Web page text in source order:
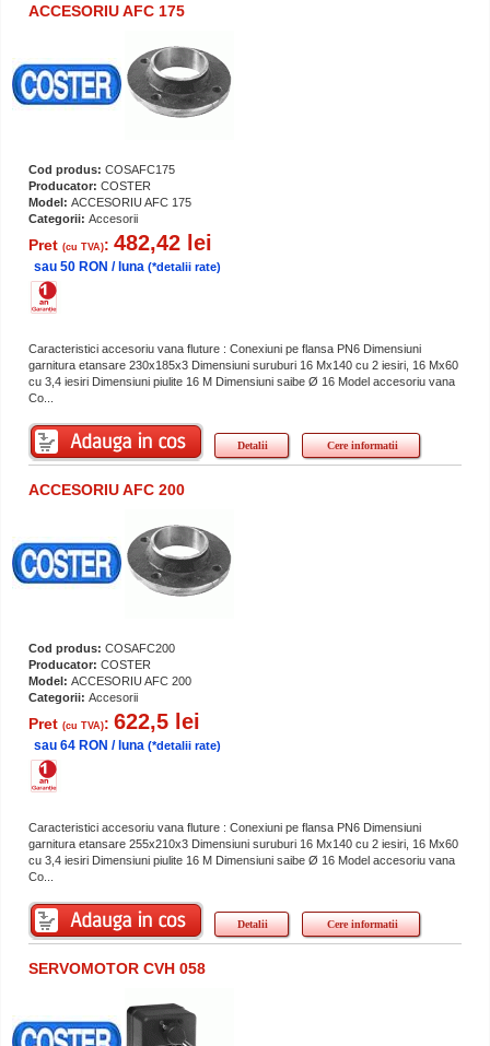
ACCESORIU AFC 175
Cod produs: COSAFC175
Producator: COSTER
Model: ACCESORIU AFC 175
Categorii: Accesorii
Pret (cu TVA): 482,42 lei
sau 50 RON / luna (*detalii rate)
Caracteristici accesoriu vana fluture : Conexiuni pe flansa PN6 Dimensiuni
garnitura etansare 230x185x3 Dimensiuni suruburi 16 Mx140 cu 2 iesiri, 16 Mx60
cu 3,4 iesiri Dimensiuni piulite 16 M Dimensiuni saibe Ø 16 Model accesoriu vana
Co...
Detalii Cere informatii
ACCESORIU AFC 200
Cod produs: COSAFC200
Producator: COSTER
Model: ACCESORIU AFC 200
Categorii: Accesorii
Pret (cu TVA): 622,5 lei
sau 64 RON / luna (*detalii rate)
Caracteristici accesoriu vana fluture : Conexiuni pe flansa PN6 Dimensiuni
garnitura etansare 255x210x3 Dimensiuni suruburi 16 Mx140 cu 2 iesiri, 16 Mx60
cu 3,4 iesiri Dimensiuni piulite 16 M Dimensiuni saibe Ø 16 Model accesoriu vana
Co...
Detalii Cere informatii
SERVOMOTOR CVH 058